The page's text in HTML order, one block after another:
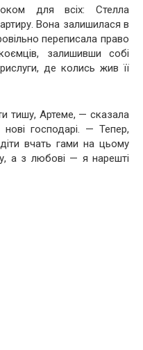
для всіх: Стелла
Вона залишилася в
переписала право
залишивши собі
де колись жив її
тишу, Артеме, — сказала
господарі. — Тепер,
вчать гами на цьому
а з любові — я нарешті